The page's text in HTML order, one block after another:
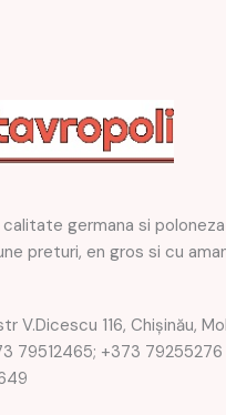
germana si
preturi, en gros si cu
V.Dicescu 116, Chișinău,
79512465; +373 79255276